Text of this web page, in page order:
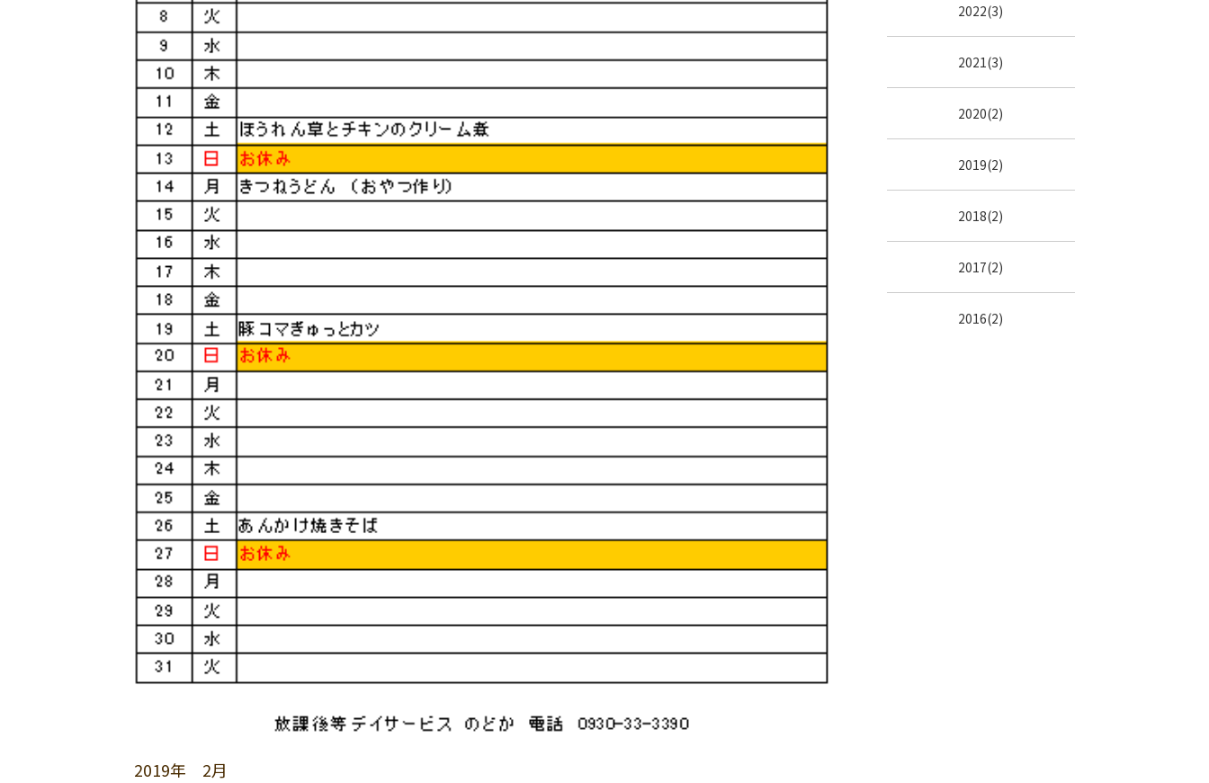
2019年 2月
2022(3)
2021(3)
2020(2)
2019(2)
2018(2)
2017(2)
2016(2)